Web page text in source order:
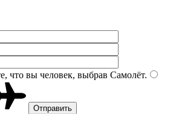
что вы человек, выбрав Самолёт.